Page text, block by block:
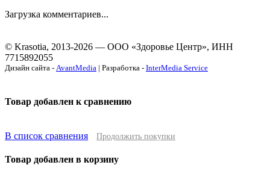
Загрузка комментариев...
© Krasotia, 2013-2026 — ООО «Здоровье Центр», ИНН
7715892055
Дизайн сайта - AvantMedia | Разработка - InterMedia Service
Товар добавлен к сравнению
В список сравнения Продолжить покупки
Товар добавлен в корзину